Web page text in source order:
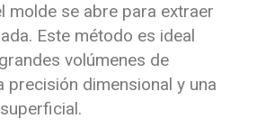
molde se abre para extraer
Este método es ideal
volúmenes de
precisión dimensional y una